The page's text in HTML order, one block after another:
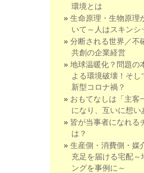
環境とは
生命原理・生物原理
いて～人はスキンシ
分断される世界／不
共創の企業経営
地球温暖化？問題の
よる環境破壊！そ
新型コロナ禍？
おもてなしは「主客
になり、互いに想い
皆が当事者になれる
は？
生産側・消費側・媒
充足を届ける宅配～
ングを事例に～